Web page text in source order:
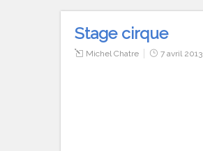
Stage cirque
Michel Chatre 7 avril 2013